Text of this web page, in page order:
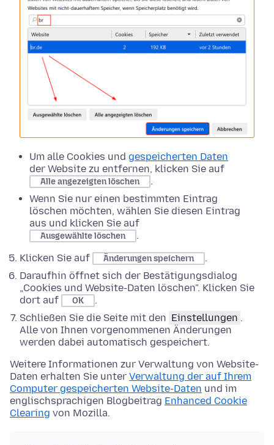
Um alle Cookies und gespeicherten Daten
der Website zu entfernen, klicken Sie auf
Alle angezeigten löschen
.
Wenn Sie nur einen bestimmten Eintrag
löschen möchten, wählen Sie diesen Eintrag
aus und klicken Sie auf
Ausgewählte löschen
.
Klicken Sie auf
Änderungen speichern
.
Daraufhin öffnet sich der Bestätigungsdialog
„Cookies und Website-Daten löschen". Klicken Sie
dort auf
OK
.
Schließen Sie die Seite mit den Einstellungen .
Alle von Ihnen vorgenommenen Änderungen
werden dabei automatisch gespeichert.
Weitere Informationen zur Verwaltung von Website-
Daten erhalten Sie unter Verwaltung der auf Ihrem
Computer gespeicherten Website-Daten und im
englischsprachigen Blogbeitrag Enhanced Cookie
Clearing von Mozilla.